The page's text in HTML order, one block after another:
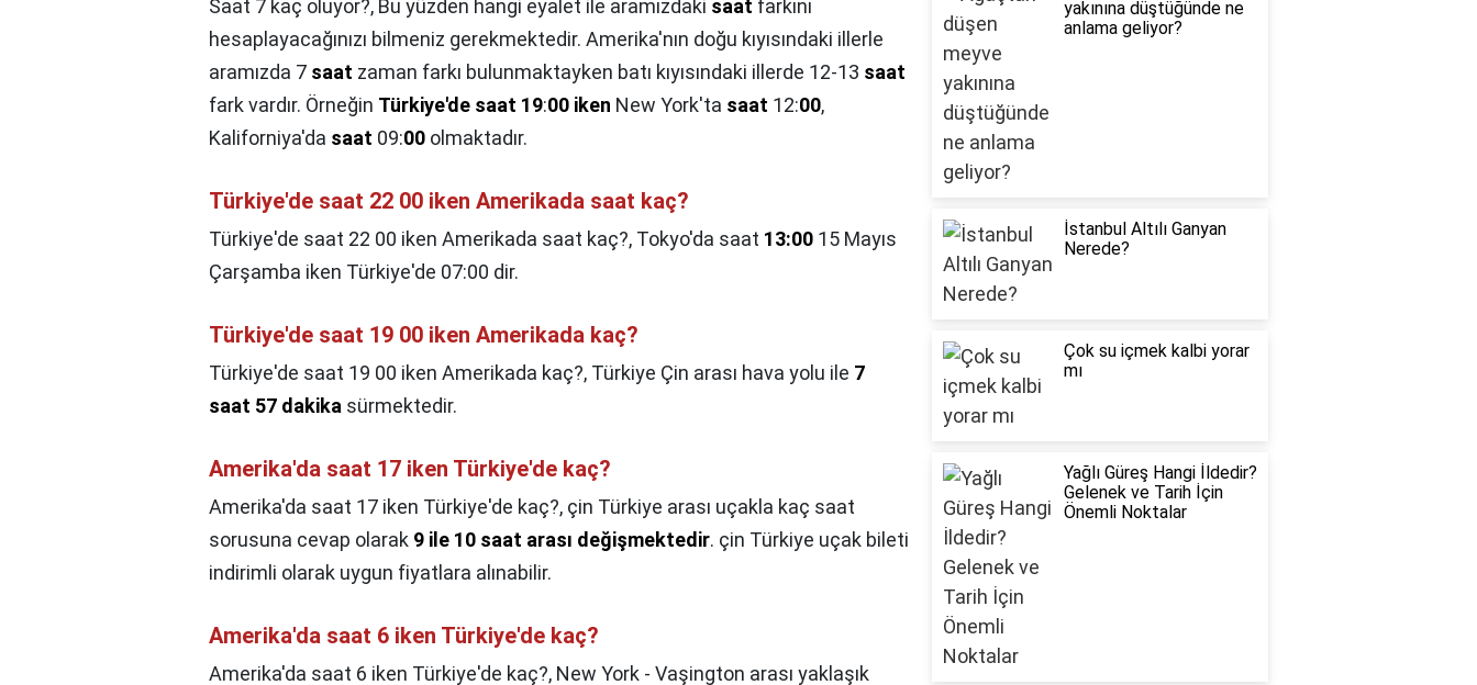
Saat 7 kaç oluyor?, Bu yüzden hangi eyalet ile aramızdaki saat farkını
hesaplayacağınızı bilmeniz gerekmektedir. Amerika'nın doğu kıyısındaki illerle
aramızda 7 saat zaman farkı bulunmaktayken batı kıyısındaki illerde 12-13 saat
fark vardır. Örneğin Türkiye'de saat 19:00 iken New York'ta saat 12:00,
Kaliforniya'da saat 09:00 olmaktadır.
Türkiye'de saat 22 00 iken Amerikada saat kaç?
Türkiye'de saat 22 00 iken Amerikada saat kaç?, Tokyo'da saat 13:00 15 Mayıs
Çarşamba iken Türkiye'de 07:00 dir.
Türkiye'de saat 19 00 iken Amerikada kaç?
Türkiye'de saat 19 00 iken Amerikada kaç?, Türkiye Çin arası hava yolu ile 7
saat 57 dakika sürmektedir.
Amerika'da saat 17 iken Türkiye'de kaç?
Amerika'da saat 17 iken Türkiye'de kaç?, çin Türkiye arası uçakla kaç saat
sorusuna cevap olarak 9 ile 10 saat arası değişmektedir. çin Türkiye uçak bileti
indirimli olarak uygun fiyatlara alınabilir.
Amerika'da saat 6 iken Türkiye'de kaç?
Amerika'da saat 6 iken Türkiye'de kaç?, New York - Vaşington arası yaklaşık
yakınına düştüğünde ne
anlama geliyor?
İstanbul Altılı Ganyan
Nerede?
Çok su içmek kalbi yorar
mı
Yağlı Güreş Hangi İldedir?
Gelenek ve Tarih İçin
Önemli Noktalar